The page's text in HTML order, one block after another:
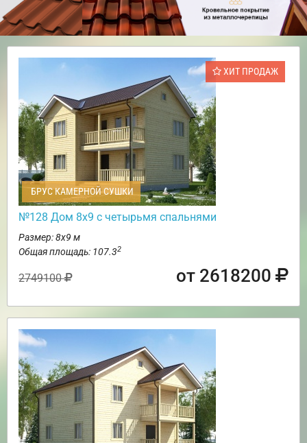
ХИТ ПРОДАЖ
БРУС КАМЕРНОЙ СУШКИ
№128 Дом 8х9 с четырьмя спальнями
Размер: 8х9 м
Общая площадь: 107.32
2749100 от 2618200